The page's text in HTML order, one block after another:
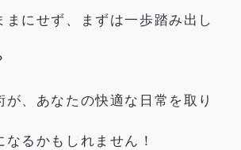
まにせず、まずは一歩踏み出し
が、あなたの快適な日常を取り
るかもしれません！